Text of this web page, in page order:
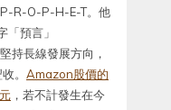
R-O-P-H-E-T。他
預言」
持長線發展方向，
。 Amazon股價的
，若不計發生在今